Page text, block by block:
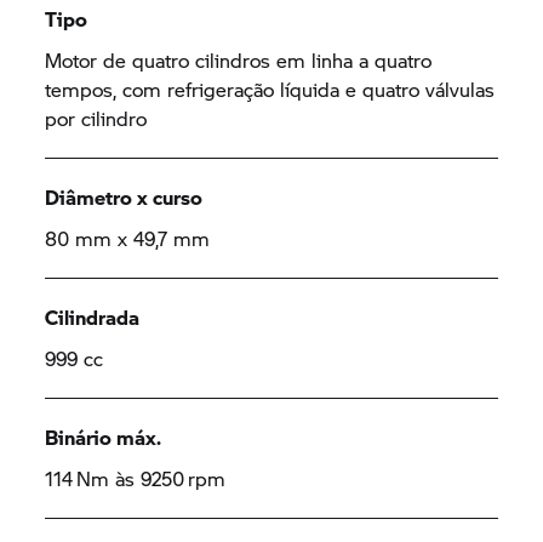
Tipo
Motor de quatro cilindros em linha a quatro
tempos, com refrigeração líquida e quatro válvulas
por cilindro
Diâmetro x curso
80 mm x 49,7 mm
Cilindrada
999 cc
Binário máx.
114 Nm às 9250 rpm